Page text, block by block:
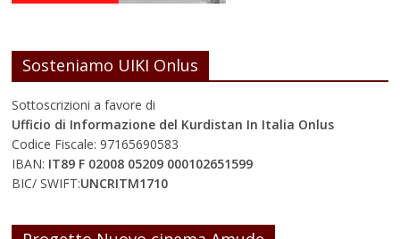
Sosteniamo UIKI Onlus
Sottoscrizioni a favore di
Ufficio di Informazione del Kurdistan In Italia Onlus
Codice Fiscale: 97165690583
IBAN: IT89 F 02008 05209 000102651599
BIC/ SWIFT:UNCRITM1710